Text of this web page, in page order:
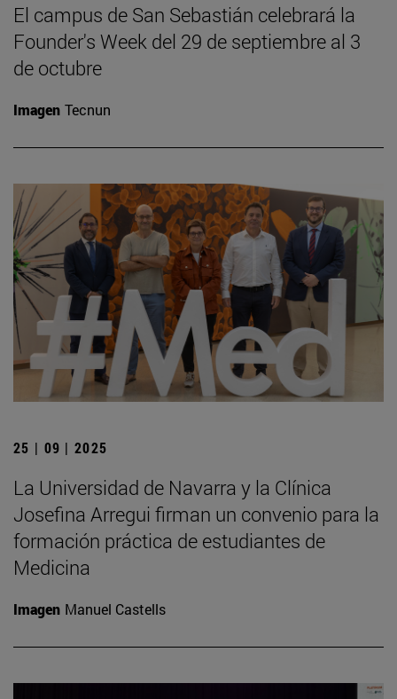
El campus de San Sebastián celebrará la
Founder's Week del 29 de septiembre al 3
de octubre
Imagen Tecnun
25 | 09 | 2025
La Universidad de Navarra y la Clínica
Josefina Arregui firman un convenio para la
formación práctica de estudiantes de
Medicina
Imagen Manuel Castells